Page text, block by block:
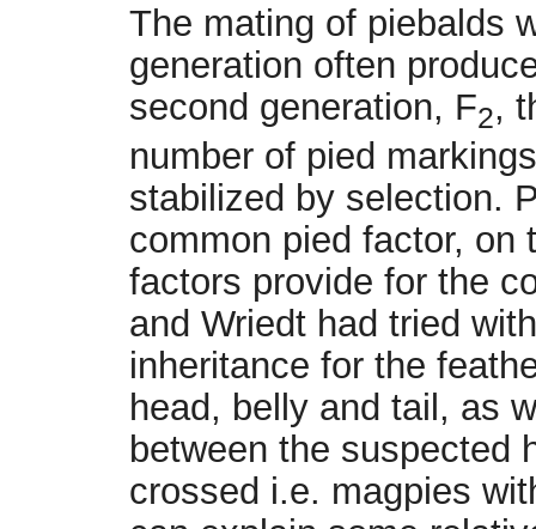
The mating of piebalds
generation often
second generation, F2,
number of pied
stabilized by selection.
common pied factor, on
factors provide for the
and Wriedt had tried
inheritance for the
head, belly and tail, as
between the suspected
crossed i.e. magpies